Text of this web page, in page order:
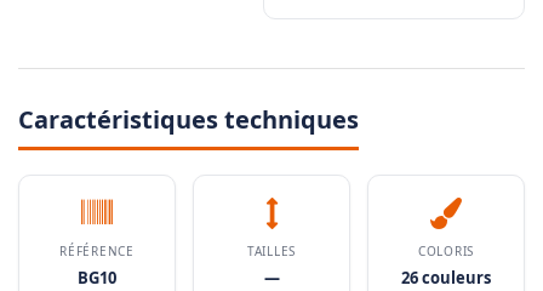
Caractéristiques techniques
RÉFÉRENCE
BG10
TAILLES
—
COLORIS
26 couleurs